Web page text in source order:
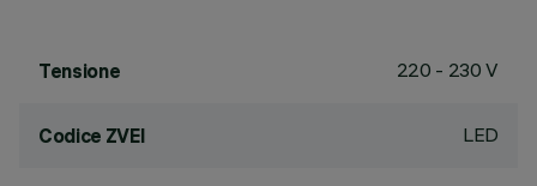
Tensione 220 - 230 V
Codice ZVEI LED